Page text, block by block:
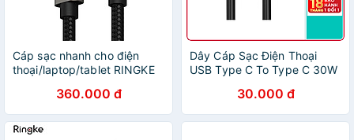
Cáp sạc nhanh cho điện
thoại/laptop/tablet RINGKE
C-to-C - Hàng Chính Hãng
360.000 đ
Dây Cáp Sạc Điện Thoại
USB Type C To Type C 30W
V2 - Hàng Chính Hãng
30.000 đ